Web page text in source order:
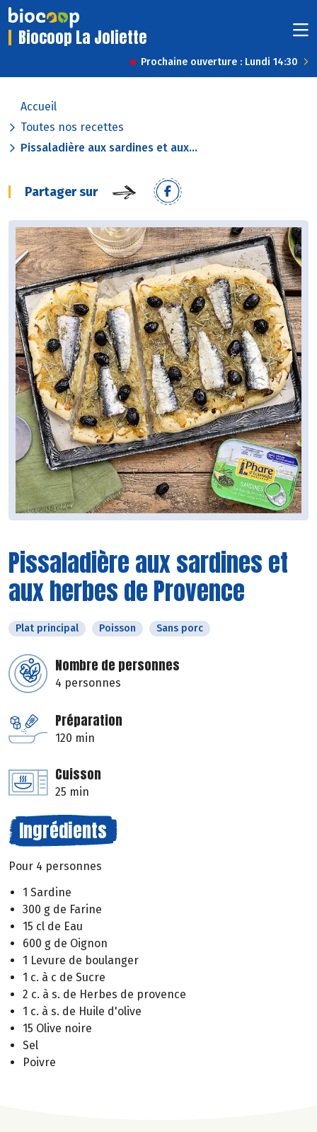
Biocoop La Joliette
Prochaine ouverture : Lundi 14:30
Accueil
Toutes nos recettes
Pissaladière aux sardines et aux...
Partager sur
Pissaladière aux sardines et
aux herbes de Provence
Plat principal Poisson Sans porc
Nombre de personnes
4 personnes
Préparation
120 min
Cuisson
25 min
Ingrédients
Pour 4 personnes
1 Sardine
300 g de Farine
15 cl de Eau
600 g de Oignon
1 Levure de boulanger
1 c. à c de Sucre
2 c. à s. de Herbes de provence
1 c. à s. de Huile d'olive
15 Olive noire
Sel
Poivre